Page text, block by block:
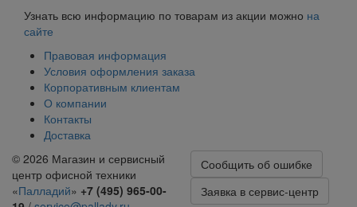
Узнать всю информацию по товарам из акции можно на
сайте
Правовая информация
Условия оформления заказа
Корпоративным клиентам
О компании
Контакты
Доставка
© 2026 Магазин и сервисный
центр офисной техники
«Палладий» +7 (495) 965-00-
Сообщить об ошибке
Заявка в сервис-центр